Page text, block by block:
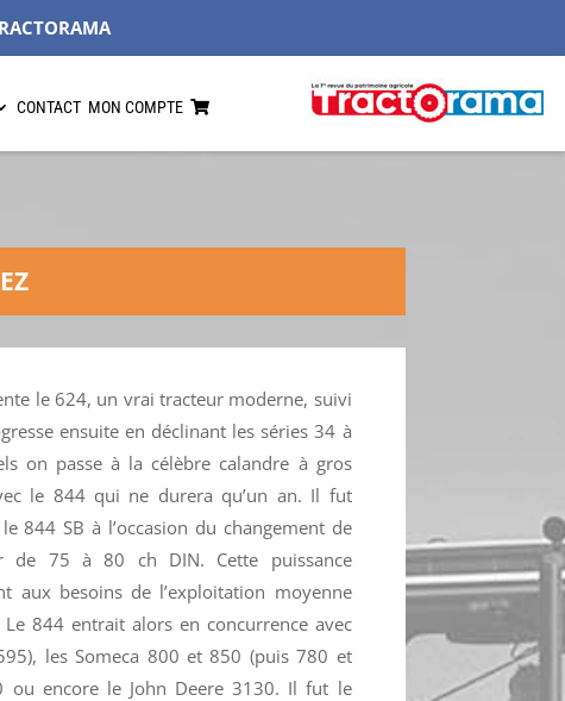
CONTACT MON COMPTE
le 624, un vrai tracteur moderne, suivi
ensuite en déclinant les séries 34 à
on passe à la célèbre calandre à gros
le 844 qui ne durera qu’un an. Il fut
844 SB à l’occasion du changement de
de 75 à 80 ch DIN. Cette puissance
aux besoins de l’exploitation moyenne
Le 844 entrait alors en concurrence avec
les Someca 800 et 850 (puis 780 et
ou encore le John Deere 3130. Il fut le